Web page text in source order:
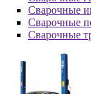
Сварочные
Сварочные
Сварочные